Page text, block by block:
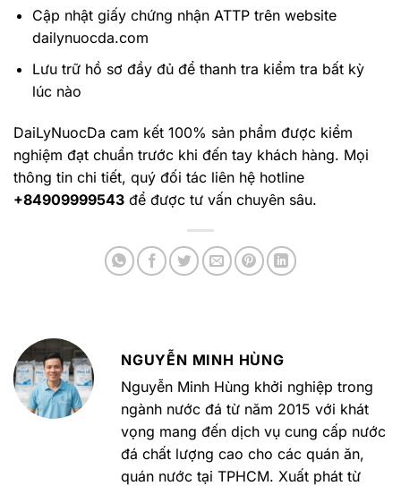
Cập nhật giấy chứng nhận ATTP trên website
dailynuocda.com
Lưu trữ hồ sơ đầy đủ để thanh tra kiểm tra bất kỳ
lúc nào
DaiLyNuocDa cam kết 100% sản phẩm được kiểm
nghiệm đạt chuẩn trước khi đến tay khách hàng. Mọi
thông tin chi tiết, quý đối tác liên hệ hotline
+84909999543 để được tư vấn chuyên sâu.
NGUYỄN MINH HÙNG
Nguyễn Minh Hùng khởi nghiệp trong
ngành nước đá từ năm 2015 với khát
vọng mang đến dịch vụ cung cấp nước
đá chất lượng cao cho các quán ăn,
quán nước tại TPHCM. Xuất phát từ